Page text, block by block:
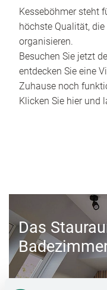
Kesseböhmer steht
höchste Qualität,
organisieren.
Besuchen Sie jetzt
entdecken Sie eine
Zuhause noch
Klicken Sie hier und
Das